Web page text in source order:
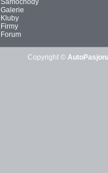
Samochody
Galerie
Kluby
Firmy
Forum
Copyright ©